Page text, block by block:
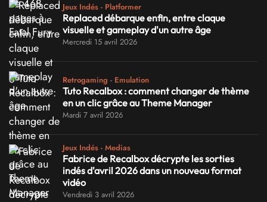
Jeux Indés - Platformer
Replaced débarque enfin, entre claque
visuelle et gameplay d'un autre âge
Mercredi 15 avril 2026
Retrogaming - Emulation
Tuto Recalbox : comment changer de thème
en un clic grâce au Theme Manager
Mardi 7 avril 2026
Jeux Indés - Medias
Fabrice de Recalbox décrypte les sorties
indés d'avril 2026 dans un nouveau format
vidéo
Vendredi 3 avril 2026